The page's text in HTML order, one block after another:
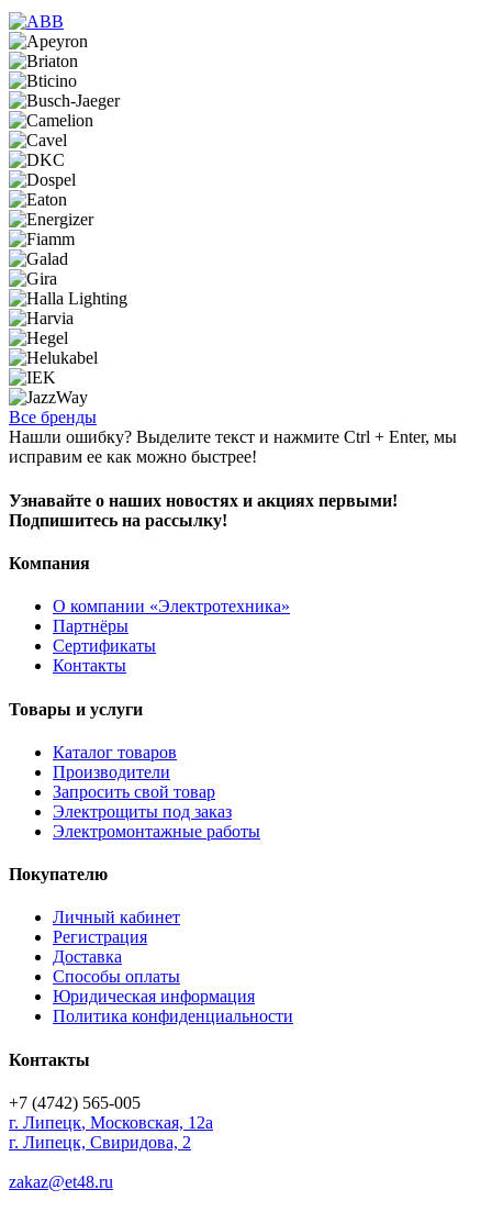
Все бренды
Нашли ошибку? Выделите текст и нажмите Ctrl + Enter, мы
исправим ее как можно быстрее!
Узнавайте о наших новостях и акциях первыми!
Подпишитесь на рассылку!
Компания
О компании «Электротехника»
Партнёры
Сертификаты
Контакты
Товары и услуги
Каталог товаров
Производители
Запросить свой товар
Электрощиты под заказ
Электромонтажные работы
Покупателю
Личный кабинет
Регистрация
Доставка
Способы оплаты
Юридическая информация
Политика конфиденциальности
Контакты
+7 (4742) 565-005
г. Липецк, Московская, 12а
г. Липецк, Свиридова, 2
zakaz@et48.ru